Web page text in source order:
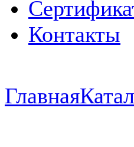
Контакты
Главная